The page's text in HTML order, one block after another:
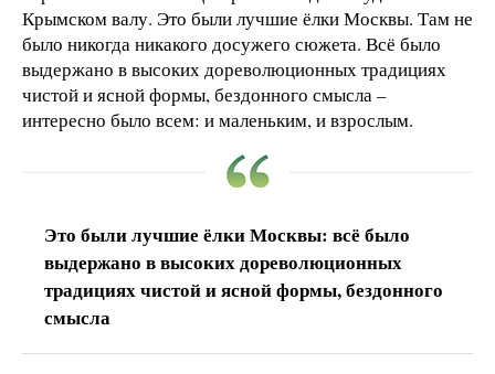
Крымском валу. Это были лучшие ёлки Москвы. Там не
было никогда никакого досужего сюжета. Всё было
выдержано в высоких дореволюционных традициях
чистой и ясной формы, бездонного смысла –
интересно было всем: и маленьким, и взрослым.
Это были лучшие ёлки Москвы: всё было
выдержано в высоких дореволюционных
традициях чистой и ясной формы, бездонного
смысла